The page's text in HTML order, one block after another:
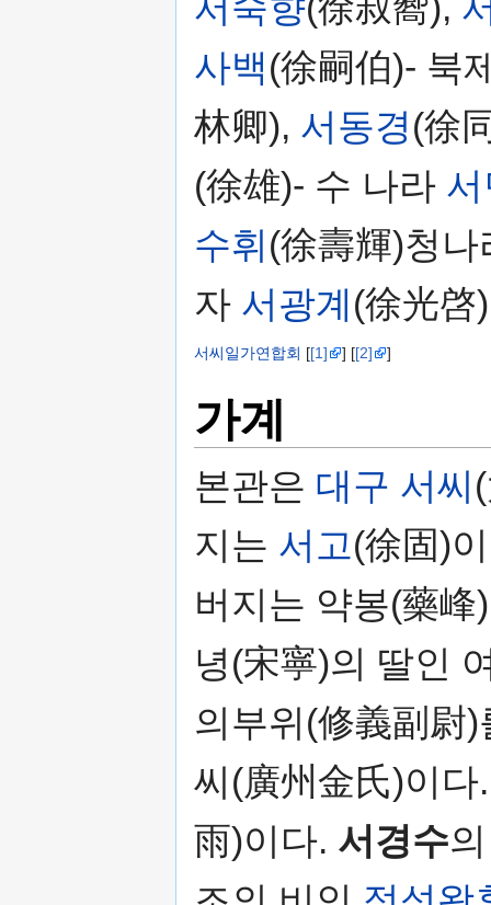
사백(徐嗣伯)- 북
林卿), 서동경(徐
(徐雄)- 수 나라
수휘 (徐壽輝)청
자 서광계 (徐光啓)
서씨일가연합회 [[1] ] [[2] ]
가계
본관은 대구 서씨
지는 서고(徐固)
버지는 약봉(藥
녕(宋寧)의 딸인
의부위(修義副尉
씨(廣州金氏)이
雨)이다. 서경수